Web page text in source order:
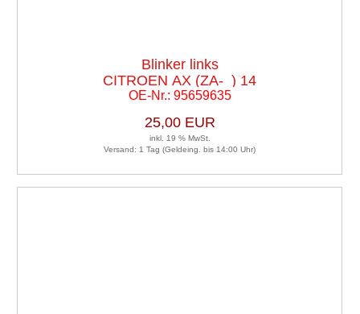
Blinker links
CITROEN AX (ZA-_) 14
OE-Nr.: 95659635
25,00 EUR
inkl. 19 % MwSt.
Versand: 1 Tag (Geldeing. bis 14:00 Uhr)